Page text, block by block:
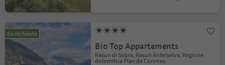
Su richiesta
Bio Top Appartements
Rasun di Sopra, Rasun Anterselva, Regione
dolomitica Plan de Corones